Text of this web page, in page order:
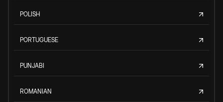
POLISH
PORTUGUESE
PUNJABI
ROMANIAN